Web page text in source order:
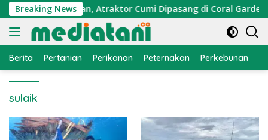
Langsung
ke
konten
Breaking News
Nelayan, Atraktor Cumi Dipasang di Coral Garden
Berita Pertanian Perikanan Peternakan Perkebunan
sulaik